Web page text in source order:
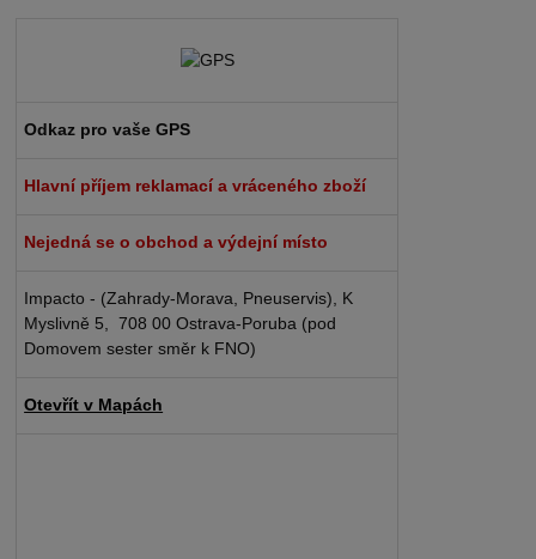
Odkaz pro vaše GPS
Hlavní příjem reklamací a vráceného zboží
Nejedná se o obchod a výdejní místo
Impacto - (Zahrady-Morava, Pneuservis), K
Myslivně 5, 708 00 Ostrava-Poruba (pod
Domovem sester směr k FNO)
Otevřít v Mapách